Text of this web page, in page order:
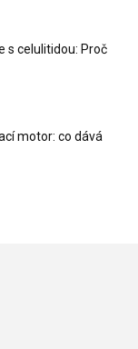
s celulitidou: Proč
motor: co dává